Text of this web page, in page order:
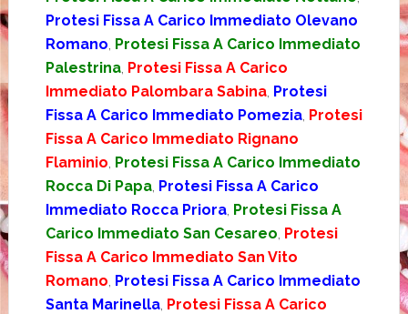
Protesi Fissa A Carico Immediato Olevano
Romano Protesi Fissa A Carico Immediato
Palestrina, Protesi Fissa A Carico
Immediato Palombara Sabina, Protesi
Fissa A Carico Immediato Pomezia, Protesi
Fissa A Carico Immediato Rignano
Flaminio Protesi Fissa A Carico Immediato
Rocca Di Papa, Protesi Fissa A Carico
Immediato Rocca Priora, Protesi Fissa A
Carico Immediato San Cesareo Protesi
Fissa A Carico Immediato San Vito
Romano Protesi Fissa A Carico Immediato
Santa Marinella, Protesi Fissa A Carico